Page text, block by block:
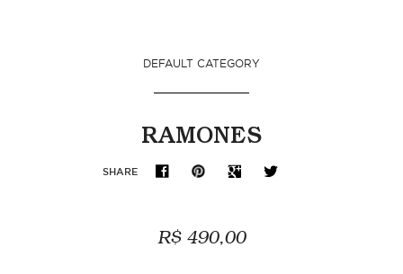
DEFAULT CATEGORY
RAMONES
SHARE
R$ 490,00